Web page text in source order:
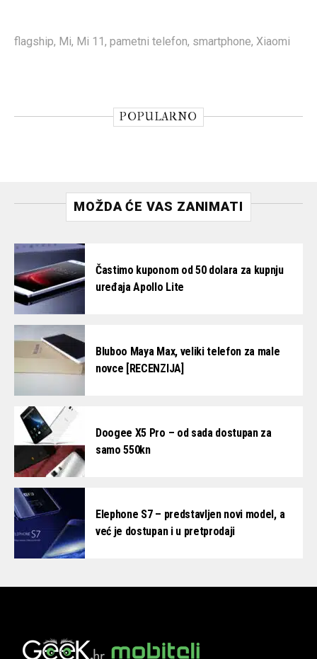
flagship, Mi, Mi 11 , pametni telefon, smartphone, Xiaomi
POPULARNO
MOŽDA ĆE VAS ZANIMATI
Častimo kuponom od 50 dolara za kupnju
uređaja Apollo Lite
Bluboo Maya Max, veliki telefon za male
novce [RECENZIJA]
Doogee X5 Pro – od sada dostupan za
samo 550kn
Elephone S7 – predstavljen novi model, a
već je dostupan i u pretprodaji